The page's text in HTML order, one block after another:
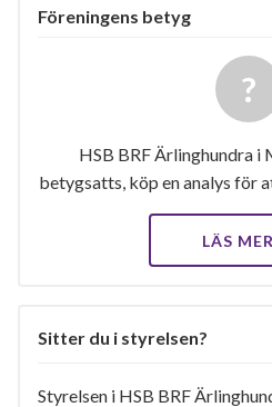
Föreningens betyg
HSB BRF Ärlinghundra i
betygsatts, köp en analys för
LÄS MER
Sitter du i styrelsen?
Styrelsen i HSB BRF